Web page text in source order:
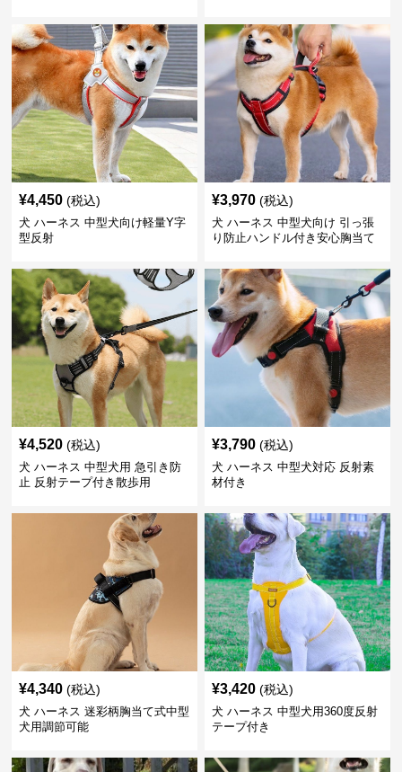
¥4,450 (税込)
犬 ハーネス 中型犬向け軽量Y字
型反射
¥3,970 (税込)
犬 ハーネス 中型犬向け 引っ張
り防止ハンドル付き安心胸当て
¥4,520 (税込)
犬 ハーネス 中型犬用 急引き防
止 反射テープ付き散歩用
¥3,790 (税込)
犬 ハーネス 中型犬対応 反射素
材付き
¥4,340 (税込)
犬 ハーネス 迷彩柄胸当て式中型
犬用調節可能
¥3,420 (税込)
犬 ハーネス 中型犬用360度反射
テープ付き